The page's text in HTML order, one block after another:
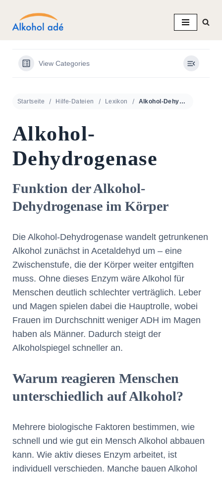
Zum
View Categories
Startseite Hilfe-Dateien Lexikon Alkohol-Dehydrogenase
Alkohol-
Dehydrogenase
Funktion der Alkohol-
Dehydrogenase im Körper
Die Alkohol-Dehydrogenase wandelt getrunkenen
Alkohol zunächst in Acetaldehyd um – eine
Zwischenstufe, die der Körper weiter entgiften
muss. Ohne dieses Enzym wäre Alkohol für
Menschen deutlich schlechter verträglich. Leber
und Magen spielen dabei die Hauptrolle, wobei
Frauen im Durchschnitt weniger ADH im Magen
haben als Männer. Dadurch steigt der
Alkoholspiegel schneller an.
Warum reagieren Menschen
unterschiedlich auf Alkohol?
Mehrere biologische Faktoren bestimmen, wie
schnell und wie gut ein Mensch Alkohol abbauen
kann. Wie aktiv dieses Enzym arbeitet, ist
individuell verschieden. Manche bauen Alkohol